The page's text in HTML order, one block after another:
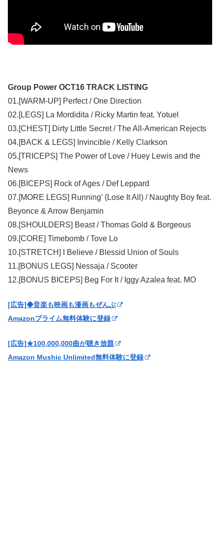
Group Power OCT16 TRACK LISTING
01.[WARM-UP] Perfect / One Direction
02.[LEGS] La Mordidita / Ricky Martin feat. Yotuel
03.[CHEST] Dirty Little Secret / The All-American Rejects
04.[BACK & LEGS] Invincible / Kelly Clarkson
05.[TRICEPS] The Power of Love / Huey Lewis and the
News
06.[BICEPS] Rock of Ages / Def Leppard
07.[MORE LEGS] Running’ (Lose It All) / Naughty Boy feat.
Beyonce & Arrow Benjamin
08.[SHOULDERS] Beast / Thomas Gold & Borgeous
09.[CORE] Timebomb / Tove Lo
10.[STRETCH] I Believe / Blessid Union of Souls
11.[BONUS LEGS] Nessaja / Scooter
12.[BONUS BICEPS] Beg For It / Iggy Azalea feat. MO
[広告]◆音楽も映画も漫画もぜんぶ
Amazonプライム無料体験に登録
[広告]★100,000,000曲が聴き放題
Amazon Mushic Unlimited無料体験に登録